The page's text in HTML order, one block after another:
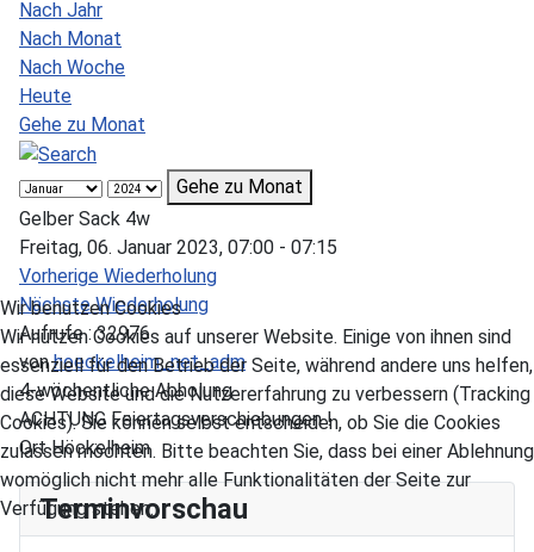
Nach Jahr
Nach Monat
Nach Woche
Heute
Gehe zu Monat
Gehe zu Monat
Gelber Sack 4w
Freitag, 06. Januar 2023, 07:00 - 07:15
Vorherige Wiederholung
Nächste Wiederholung
Aufrufe: 32976
vonhoeckelheim_net_adm
4-wöchentliche Abholung
ACHTUNG Feiertagsverschiebungen !
OrtHöckelheim
Terminvorschau
Wir benutzen Cookies
Wir nutzen Cookies auf unserer Website. Einige von ihnen sind
essenziell für den Betrieb der Seite, während andere uns helfen,
diese Website und die Nutzererfahrung zu verbessern (Tracking
Cookies). Sie können selbst entscheiden, ob Sie die Cookies
zulassen möchten. Bitte beachten Sie, dass bei einer Ablehnung
womöglich nicht mehr alle Funktionalitäten der Seite zur
Verfügung stehen.